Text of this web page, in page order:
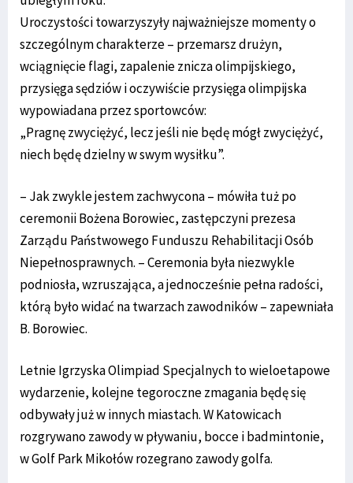
Uroczystości towarzyszyły najważniejsze momenty o
szczególnym charakterze – przemarsz drużyn,
wciągnięcie flagi, zapalenie znicza olimpijskiego,
przysięga sędziów i oczywiście przysięga olimpijska
wypowiadana przez sportowców:
„Pragnę zwyciężyć, lecz jeśli nie będę mógł zwyciężyć,
niech będę dzielny w swym wysiłku”.
– Jak zwykle jestem zachwycona – mówiła tuż po
ceremonii Bożena Borowiec, zastępczyni prezesa
Zarządu Państwowego Funduszu Rehabilitacji Osób
Niepełnosprawnych. – Ceremonia była niezwykle
podniosła, wzruszająca, a jednocześnie pełna radości,
którą było widać na twarzach zawodników – zapewniała
B. Borowiec.
Letnie Igrzyska Olimpiad Specjalnych to wieloetapowe
wydarzenie, kolejne tegoroczne zmagania będę się
odbywały już w innych miastach. W Katowicach
rozgrywano zawody w pływaniu, bocce i badmintonie,
w Golf Park Mikołów rozegrano zawody golfa.